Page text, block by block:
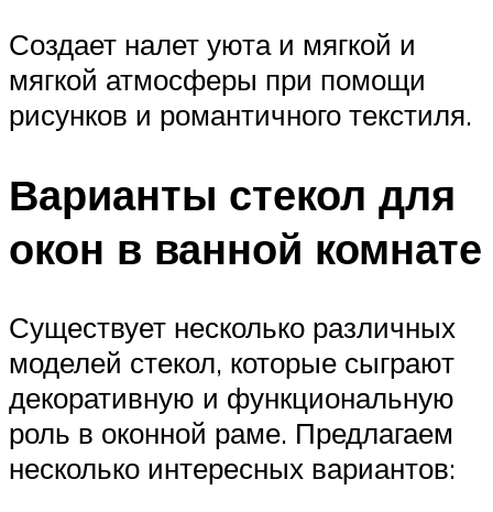
Создает налет уюта и мягкой и
мягкой атмосферы при помощи
рисунков и романтичного текстиля.
Варианты стекол для
окон в ванной комнате
Существует несколько различных
моделей стекол, которые сыграют
декоративную и функциональную
роль в оконной раме. Предлагаем
несколько интересных вариантов: